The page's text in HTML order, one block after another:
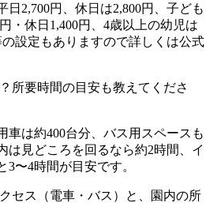
日2,700円、休日は2,800円、子ども
・休日1,400円、4歳以上の幼児は
設定もありますので詳しくは公式
所要時間の目安も教えてくださ
車は約400台分、バス用スペースも
は見どころを回るなら約2時間、イ
〜4時間が目安です。
セス（電車・バス）と、園内の所